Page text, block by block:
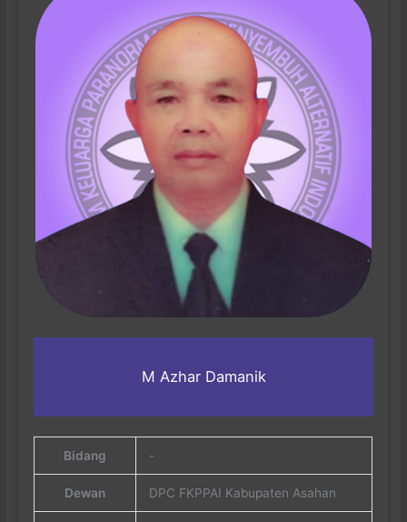
M Azhar Damanik
Bidang -
Dewan DPC FKPPAI Kabupaten Asahan